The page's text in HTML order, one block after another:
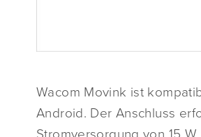
Wacom Movink ist
Android. Der Anschluss